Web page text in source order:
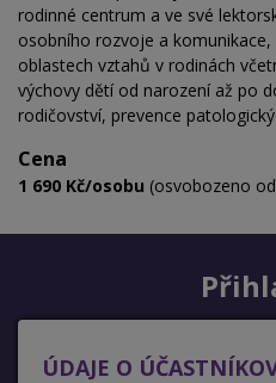
rodinné centrum a ve své
osobního rozvoje a
oblastech vztahů v rodinách
výchovy dětí od narození až po
rodičovství, prevence
Cena
1 690 Kč/osobu (osvobozeno
ÚDAJE O